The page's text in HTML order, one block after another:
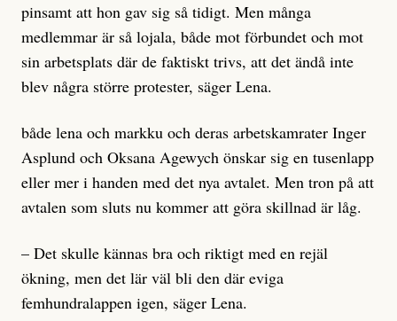
pinsamt att hon gav sig så tidigt. Men många
medlemmar är så lojala, både mot förbundet och mot
sin arbetsplats där de faktiskt trivs, att det ändå inte
blev några större protester, säger Lena.
både lena och markku och deras arbetskamrater Inger
Asplund och Oksana Agewych önskar sig en tusenlapp
eller mer i handen med det nya avtalet. Men tron på att
avtalen som sluts nu kommer att göra skillnad är låg.
– Det skulle kännas bra och riktigt med en rejäl
ökning, men det lär väl bli den där eviga
femhundralappen igen, säger Lena.